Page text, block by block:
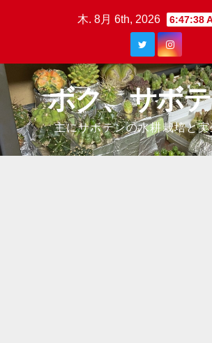
木. 8月 6th, 2026 6:47:39
ボク、サボ
主にサボテンの水耕栽培と